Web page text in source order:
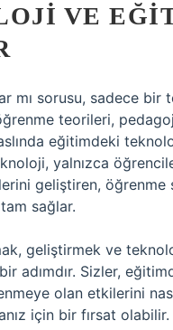
VE
mı sorusu, sadece bir
teorileri,
eğitimdeki
yalnızca
geliştiren,
sağlar.
geliştirmek ve
adımdır. Sizler,
olan etkilerini
için bir fırsat olabilir.